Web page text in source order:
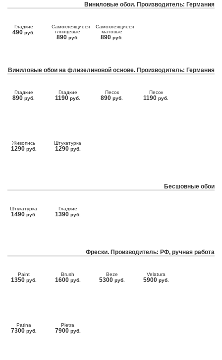
Виниловые обои. Производитель: Германия
Гладкие
490 руб.
Самоклеящиеся
глянцевые
890 руб.
Самоклеящиеся
матовые
890 руб.
Виниловые обои на флизелиновой основе. Производитель: Германия
Гладкие
890 руб.
Гладкие
1190 руб.
Песок
890 руб.
Песок
1190 руб.
Живопись
1290 руб.
Штукатурка
1290 руб.
Бесшовные обои
Штукатурка
1490 руб.
Гладкие
1390 руб.
Фрески. Производитель: РФ, ручная работа
Paint
1350 руб.
Brush
1600 руб.
Beze
5300 руб.
Velatura
5900 руб.
Patina
7300 руб.
Pietra
7900 руб.